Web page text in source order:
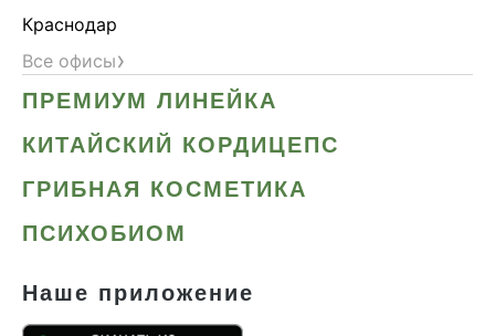
Краснодар
Все офисы›
ПРЕМИУМ ЛИНЕЙКА
КИТАЙСКИЙ КОРДИЦЕПС
ГРИБНАЯ КОСМЕТИКА
ПСИХОБИОМ
Наше приложение